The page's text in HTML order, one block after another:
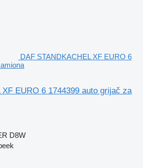
DAF STANDKACHEL XF EURO 6
XF EURO 6 1744399 auto grijač za
D8W